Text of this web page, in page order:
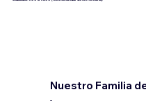
Nuestro Familia